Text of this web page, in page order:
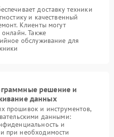
доставку техники
и качественный
Клиенты могут
онлайн. Также
обслуживание для
решение и
данных
прошивок и инструментов,
данными:
и
при необходимости